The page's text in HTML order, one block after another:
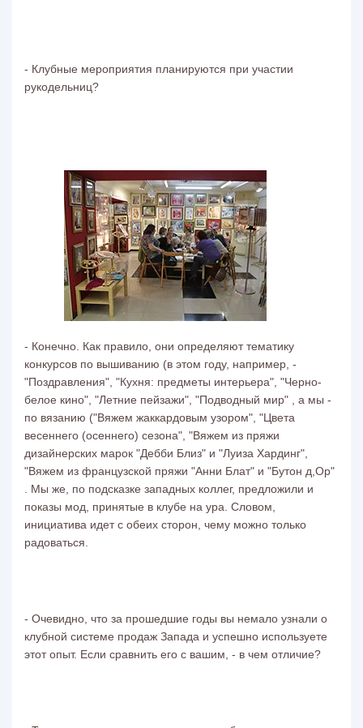
- Клубные мероприятия планируются при участии
рукодельниц?
- Конечно. Как правило, они определяют тематику
конкурсов по вышиванию (в этом году, например, -
"Поздравления", "Кухня: предметы интерьера", "Черно-
белое кино", "Летние пейзажи", "Подводный мир" , а мы -
по вязанию ("Вяжем жаккардовым узором", "Цвета
весеннего (осеннего) сезона", "Вяжем из пряжи
дизайнерских марок "Дебби Близ" и "Луиза Хардинг",
"Вяжем из французской пряжи "Анни Блат" и "Бутон д,Ор"
. Мы же, по подсказке западных коллег, предложили и
показы мод, принятые в клубе на ура. Словом,
инициатива идет с обеих сторон, чему можно только
радоваться.
- Очевидно, что за прошедшие годы вы немало узнали о
клубной системе продаж Запада и успешно используете
этот опыт. Если сравнить его с вашим, - в чем отличие?